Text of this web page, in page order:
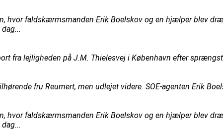
hvor faldskærmsmanden Erik Boelskov og en hjælper blev
fra lejligheden på J.M. Thielesvej i København efter
fru Reumert, men udlejet videre. SOE-agenten Erik
hvor faldskærmsmanden Erik Boelskov og en hjælper blev